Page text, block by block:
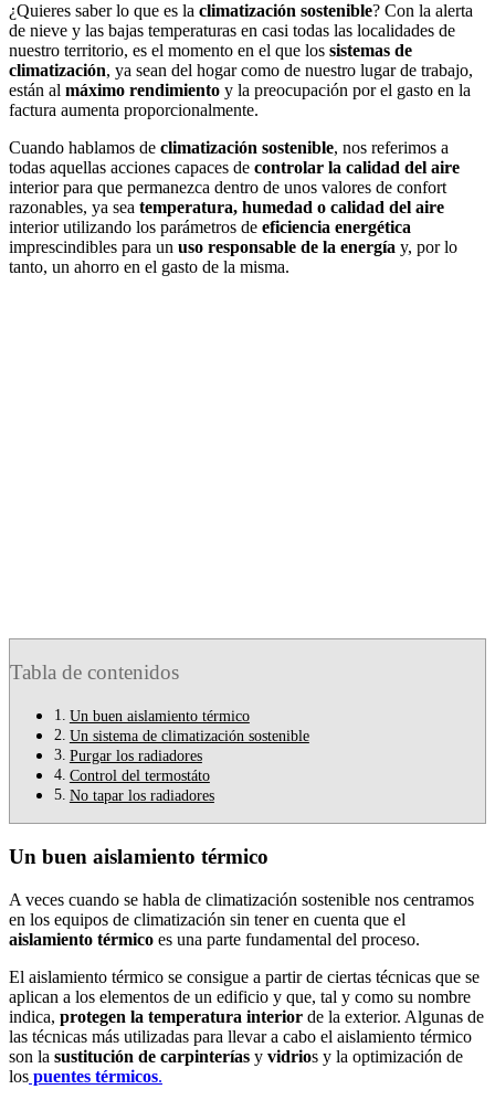
¿Quieres saber lo que es la climatización sostenible? Con la alerta
de nieve y las bajas temperaturas en casi todas las localidades de
nuestro territorio, es el momento en el que los sistemas de
climatización, ya sean del hogar como de nuestro lugar de trabajo,
están al máximo rendimiento y la preocupación por el gasto en la
factura aumenta proporcionalmente.
Cuando hablamos de climatización sostenible, nos referimos a
todas aquellas acciones capaces de controlar la calidad del aire
interior para que permanezca dentro de unos valores de confort
razonables, ya sea temperatura, humedad o calidad del aire
interior utilizando los parámetros de eficiencia energética
imprescindibles para un uso responsable de la energía y, por lo
tanto, un ahorro en el gasto de la misma.
Tabla de contenidos
Un buen aislamiento térmico
Un sistema de climatización sostenible
Purgar los radiadores
Control del termostáto
No tapar los radiadores
Un buen aislamiento térmico
A veces cuando se habla de climatización sostenible nos centramos
en los equipos de climatización sin tener en cuenta que el
aislamiento térmico es una parte fundamental del proceso.
El aislamiento térmico se consigue a partir de ciertas técnicas que se
aplican a los elementos de un edificio y que, tal y como su nombre
indica, protegen la temperatura interior de la exterior. Algunas de
las técnicas más utilizadas para llevar a cabo el aislamiento térmico
son la sustitución de carpinterías y vidrios y la optimización de
los puentes térmicos.